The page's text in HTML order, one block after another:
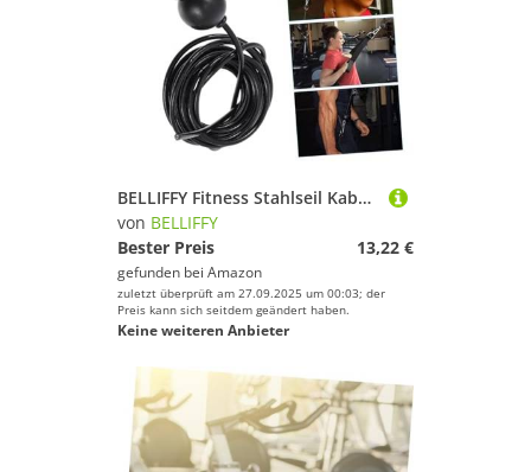
BELLIFFY Fitness Stahlseil Kabel Verstellbar Pu beschichtet Robust Flexibel für DIY Heimtrainer Fitnessgeräte Zubehör Gym Drahtseil Sportgeräte Zuhause
von BELLIFFY
Bester Preis
13,22 €
gefunden bei Amazon
zuletzt überprüft am 27.09.2025 um 00:03; der
Preis kann sich seitdem geändert haben.
Keine weiteren Anbieter